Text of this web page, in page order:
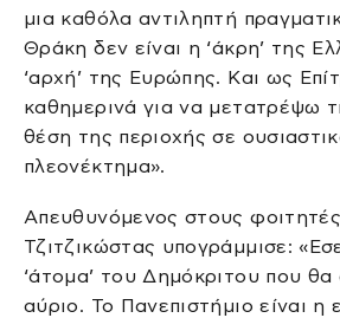
μια καθόλα αντιληπτή
Θράκη δεν είναι η ‘άκρη’ της
‘αρχή’ της Ευρώπης. Και ως
καθημερινά για να μετατρέψω
θέση της περιοχής σε
πλεονέκτημα».
Απευθυνόμενος στους
Τζιτζικώστας υπογράμμισε:
‘άτομα’ του Δημόκριτου που
αύριο. Το Πανεπιστήμιο είναι η